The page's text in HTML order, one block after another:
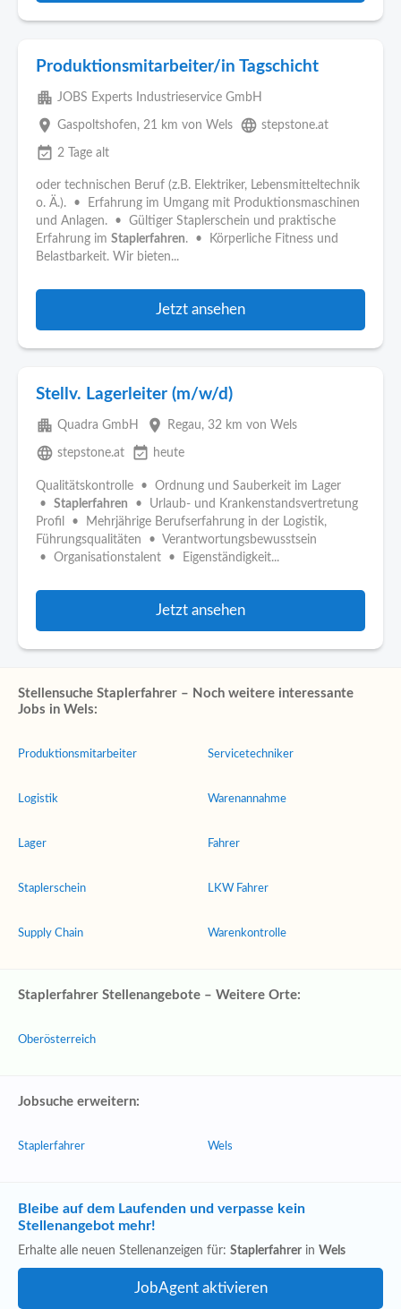
Produktionsmitarbeiter/in Tagschicht
apartment JOBS Experts Industrieservice GmbH
place Gaspoltshofen, 21 km von Wels language stepstone.at
event_available 2 Tage alt
oder technischen Beruf (z.B. Elektriker, Lebensmitteltechnik
o. Ä.). • Erfahrung im Umgang mit Produktionsmaschinen
und Anlagen. • Gültiger Staplerschein und praktische
Erfahrung im Staplerfahren. • Körperliche Fitness und
Belastbarkeit. Wir bieten...
Jetzt ansehen
Stellv. Lagerleiter (m/w/d)
apartment Quadra GmbH place Regau, 32 km von Wels
language stepstone.at event_available heute
Qualitätskontrolle • Ordnung und Sauberkeit im Lager
• Staplerfahren • Urlaub- und Krankenstandsvertretung
Profil • Mehrjährige Berufserfahrung in der Logistik,
Führungsqualitäten • Verantwortungsbewusstsein
• Organisationstalent • Eigenständigkeit...
Jetzt ansehen
Stellensuche Staplerfahrer – Noch weitere interessante
Jobs in Wels:
Produktionsmitarbeiter
Logistik
Lager
Staplerschein
Supply Chain
Servicetechniker
Warenannahme
Fahrer
LKW Fahrer
Warenkontrolle
Staplerfahrer Stellenangebote – Weitere Orte:
Oberösterreich
Jobsuche erweitern:
Staplerfahrer Wels
Bleibe auf dem Laufenden und verpasse kein
Stellenangebot mehr!
Erhalte alle neuen Stellenanzeigen für: Staplerfahrer in Wels